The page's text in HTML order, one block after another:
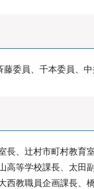
委員、千本委員、
、辻村市町村教育
等学校課長、太田
教職員企画課長、